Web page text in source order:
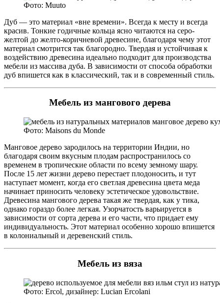
Фото: Muuto
Дуб — это материал «вне времени». Всегда к месту и всегда
красив. Тонкие годичные кольца ясно читаются на серо-
желтой до желто-коричневой древесине, благодаря чему этот
материал смотрится так благородно. Твердая и устойчивая к
воздействию древесина идеально подходит для производства
мебели из массива дуба. В зависимости от способа обработки
дуб впишется как в классический, так и в современный стиль.
Мебель из мангового дерева
Фото: Maisons du Monde
Манговое дерево зародилось на территории Индии, но
благодаря своим вкусным плодам распространилось со
временем в тропические области по всему земному шару.
После 15 лет жизни дерево перестает плодоносить, и тут
наступает момент, когда его светлая древесина цвета меда
начинает приносить человеку эстетическое удовольствие.
Древесина мангового дерева такая же твердая, как у тика,
однако гораздо более легкая. Узорчатость варьируется в
зависимости от сорта дерева и его части, что придает ему
индивидуальность. Этот материал особенно хорошо впишется
в колониальный и деревенский стиль.
Мебель из вяза
Фото: Ercol, дизайнер: Lucian Ercolani